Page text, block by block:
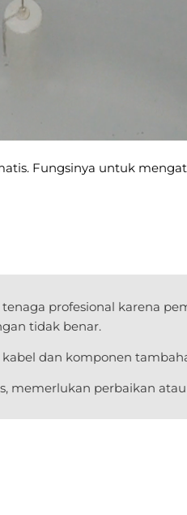
Fungsinya untuk
profesional karena
tidak benar.
dan komponen
memerlukan perbaikan